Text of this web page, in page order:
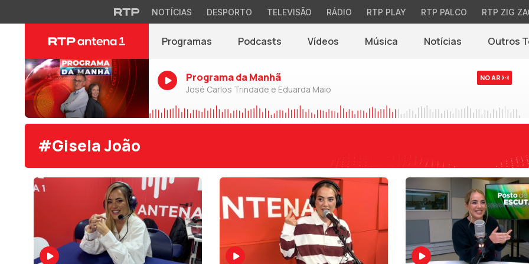
NOTÍCIAS DESPORTO TELEVISÃO RÁDIO RTP PLAY RTP PALCO RTP ZIG
Programas Podcasts Vídeos Música Notícias(abre em nova
Outros
Programa da Manhã
José Carlos Trindade e Eduarda Maio
NO AR
#Gisela João